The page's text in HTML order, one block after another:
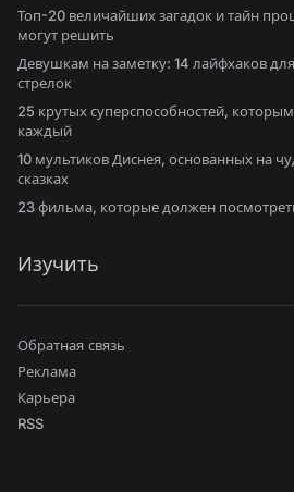
Топ-20 величайших загадок и тайн
могут решить
Девушкам на заметку: 14 лайфхаков
стрелок
25 крутых суперспособностей,
каждый
10 мультиков Диснея, основанных на
сказках
23 фильма, которые должен
Изучить
Обратная связь
Реклама
Карьера
RSS